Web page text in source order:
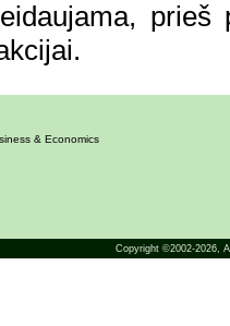
& Economics
Copyright ©2002-2026,